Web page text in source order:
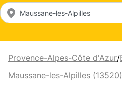
Provence-Alpes-Côte d'Azur/
Maussane-les-Alpilles (13520)